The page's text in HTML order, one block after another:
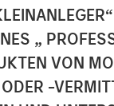
„
VON
-